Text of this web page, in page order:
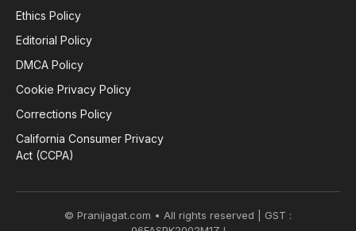
Ethics Policy
Editorial Policy
DMCA Policy
Cookie Privacy Policy
Corrections Policy
California Consumer Privacy
Act (CCPA)
© Pranijagat.com • All rights reserved | GST :